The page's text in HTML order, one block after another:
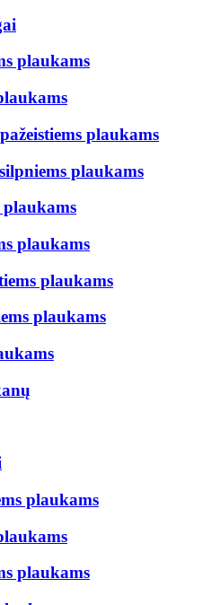
plaukams
plaukams
plaukams
plaukams
plaukams
plaukams
plaukams
plaukams
plaukams